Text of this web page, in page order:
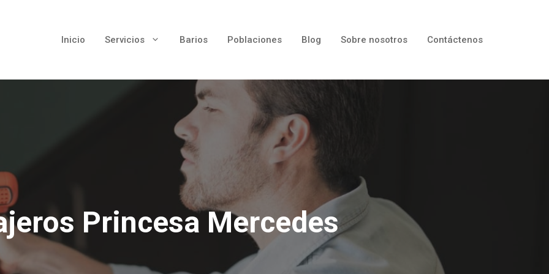
Inicio Servicios Barios Poblaciones Blog Sobre nosotros Contáctenos
Princesa Mercedes